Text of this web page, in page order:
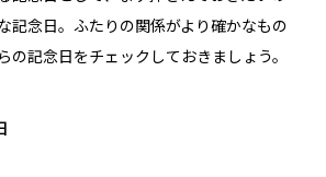
記念日。ふたりの関係がより確かなもの
の記念日をチェックしておきましょう。